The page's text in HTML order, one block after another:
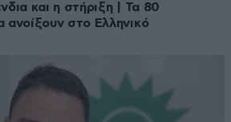
και η στήριξη | Τα 80
στο Ελληνικό